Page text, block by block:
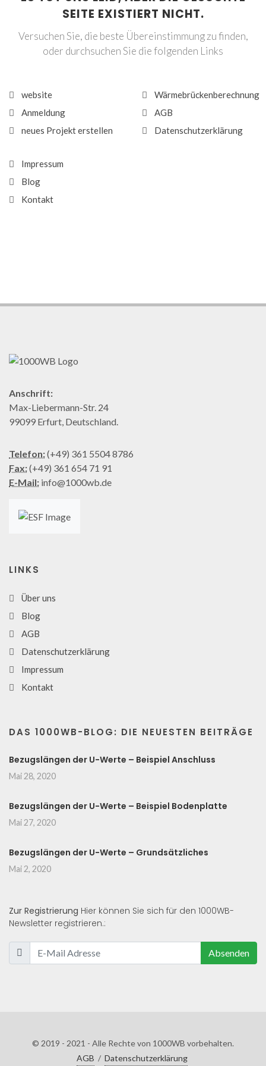
SEITE EXISTIERT NICHT.
Versuchen Sie, die beste Übereinstimmung zu finden,
oder durchsuchen Sie die folgenden Links
website
Anmeldung
neues Projekt erstellen
Wärmebrückenberechnung
AGB
Datenschutzerklärung
Impressum
Blog
Kontakt
Anschrift:
Max-Liebermann-Str. 24
99099 Erfurt, Deutschland.
Telefon:(+49) 361 5504 8786
Fax:(+49) 361 654 71 91
E-Mail: info@1000wb.de
LINKS
Über uns
Blog
AGB
Datenschutzerklärung
Impressum
Kontakt
DAS 1000WB-BLOG: DIE NEUESTEN BEITRÄGE
Bezugslängen der U-Werte – Beispiel Anschluss
Mai 28, 2020
Bezugslängen der U-Werte – Beispiel Bodenplatte
Mai 27, 2020
Bezugslängen der U-Werte – Grundsätzliches
Mai 2, 2020
Zur Registrierung Hier können Sie sich für den 1000WB-
Newsletter registrieren.:
Absenden
© 2019 - 2021 - Alle Rechte von 1000WB vorbehalten.
AGB / Datenschutzerklärung